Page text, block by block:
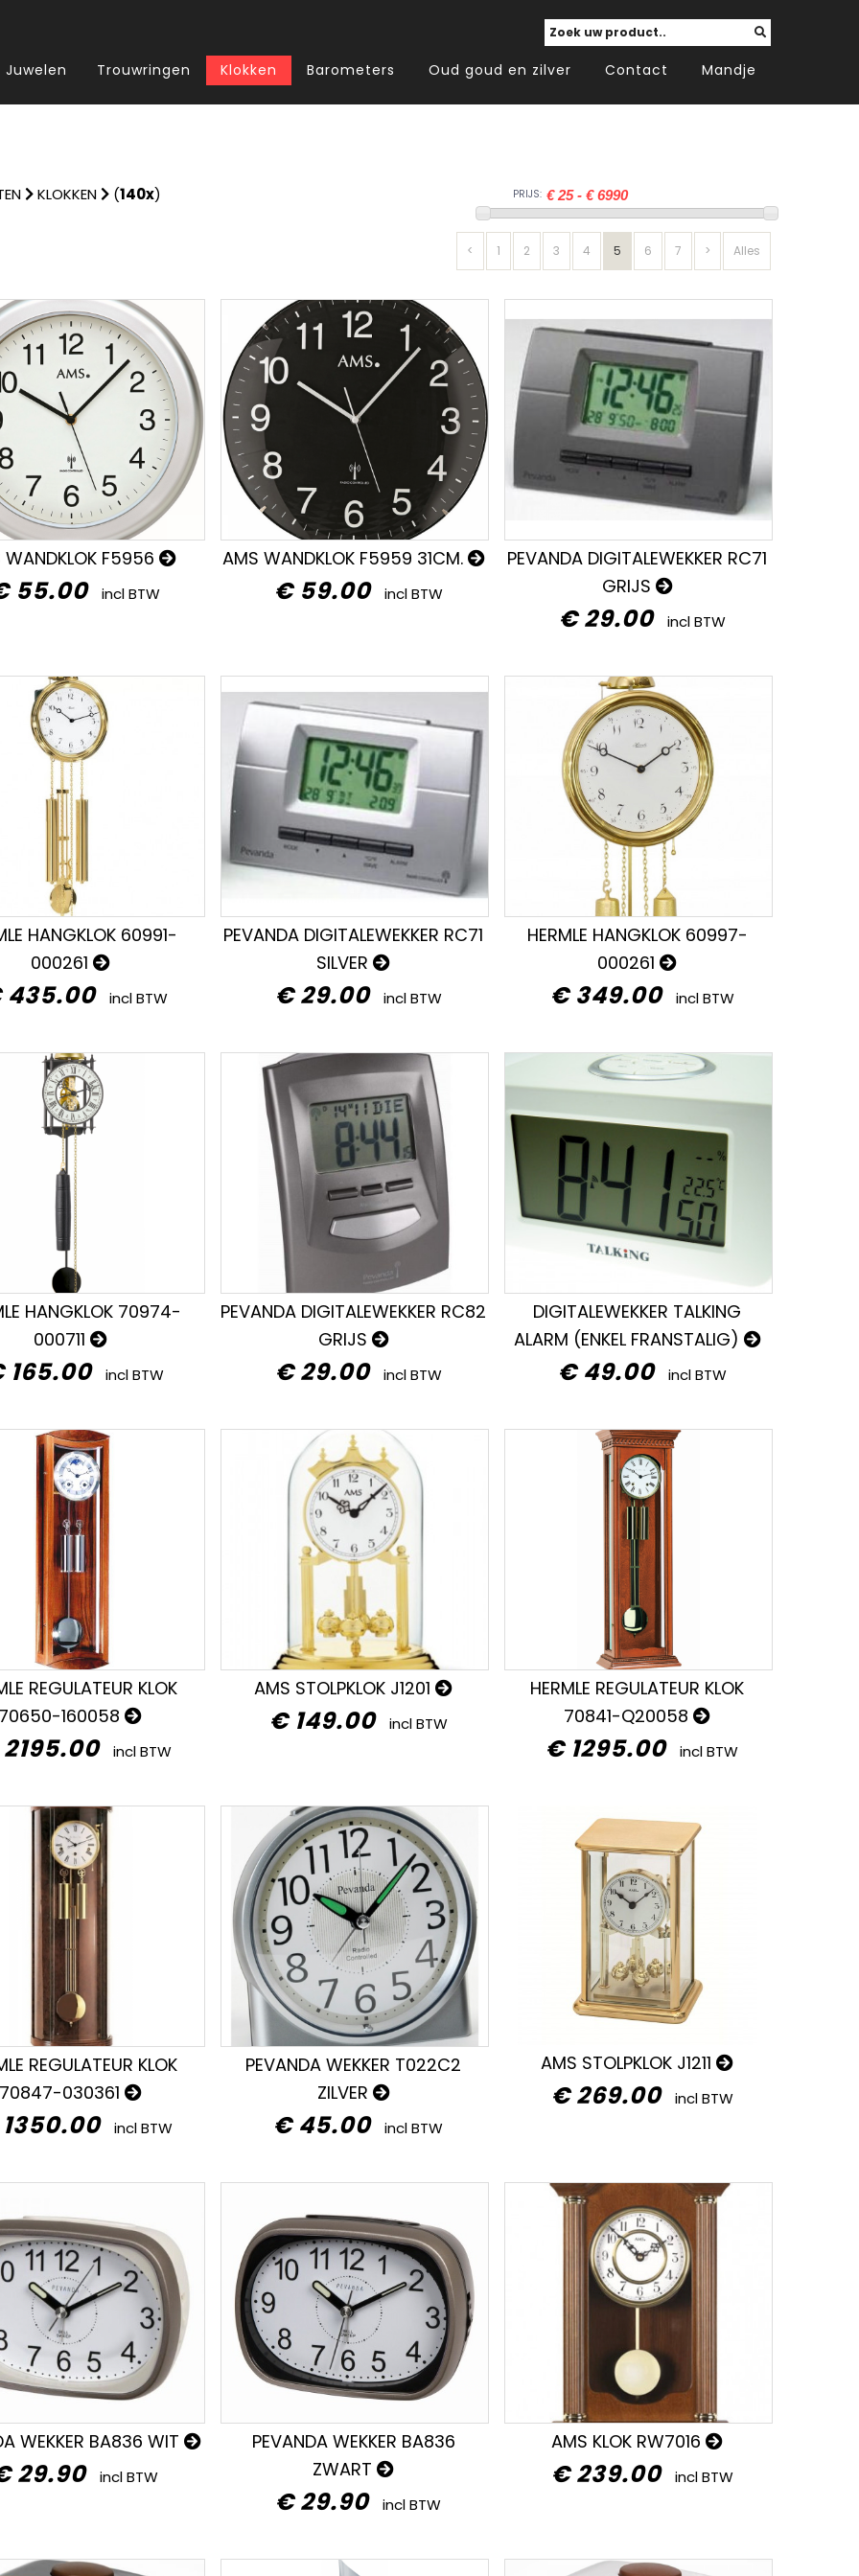
Juwelen Trouwringen Klokken Barometers Oud goud en zilver Contact Mandje
KLOKKEN (140x) PRIJS:
< 1 2 3 4 5 6 7 > Alles
WANDKLOK F5956
55.00 incl BTW
AMS WANDKLOK F5959 31CM.
€ 59.00 incl BTW
PEVANDA DIGITALEWEKKER RC71
GRIJS
€ 29.00 incl BTW
HANGKLOK 60991-
000261
435.00 incl BTW
PEVANDA DIGITALEWEKKER RC71
SILVER
€ 29.00 incl BTW
HERMLE HANGKLOK 60997-
000261
€ 349.00 incl BTW
HANGKLOK 70974-
000711
165.00 incl BTW
PEVANDA DIGITALEWEKKER RC82
GRIJS
€ 29.00 incl BTW
DIGITALEWEKKER TALKING
ALARM (ENKEL FRANSTALIG)
€ 49.00 incl BTW
REGULATEUR KLOK
70650-160058
incl BTW
AMS STOLPKLOK J1201
€ 149.00 incl BTW
HERMLE REGULATEUR KLOK
70841-Q20058
€ 1295.00 incl BTW
REGULATEUR KLOK
70847-030361
incl BTW
PEVANDA WEKKER T022C2
ZILVER
€ 45.00 incl BTW
AMS STOLPKLOK J1211
€ 269.00 incl BTW
WEKKER BA836 WIT
29.90 incl BTW
PEVANDA WEKKER BA836
ZWART
€ 29.90 incl BTW
AMS KLOK RW7016
€ 239.00 incl BTW